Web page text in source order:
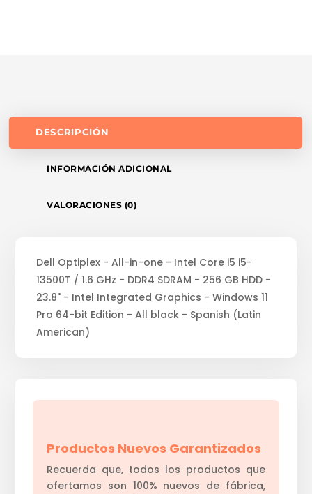
DESCRIPCIÓN
INFORMACIÓN ADICIONAL
VALORACIONES (0)
Dell Optiplex - All-in-one - Intel Core i5 i5-
13500T / 1.6 GHz - DDR4 SDRAM - 256 GB HDD -
23.8" - Intel Integrated Graphics - Windows 11
Pro 64-bit Edition - All black - Spanish (Latin
American)
Productos Nuevos Garantizados
Recuerda que, todos los productos que
ofertamos son 100% nuevos de fábrica,